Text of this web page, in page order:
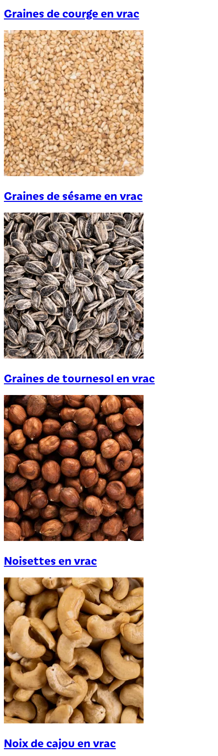
Graines de courge en vrac
Graines de sésame en vrac
Graines de tournesol en vrac
Noisettes en vrac
Noix de cajou en vrac